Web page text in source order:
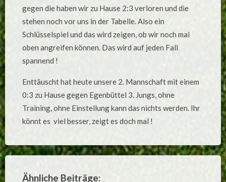
gegen die haben wir zu Hause 2:3 verloren und die
stehen noch vor uns in der Tabelle. Also ein
Schlüsselspiel und das wird zeigen, ob wir noch mal
oben angreifen können. Das wird auf jeden Fall
spannend !
Enttäuscht hat heute unsere 2. Mannschaft mit einem
0:3 zu Hause gegen Egenbüttel 3. Jungs, ohne
Training, ohne Einstellung kann das nichts werden. Ihr
könnt es viel besser, zeigt es doch mal !
Ähnliche Beiträge: